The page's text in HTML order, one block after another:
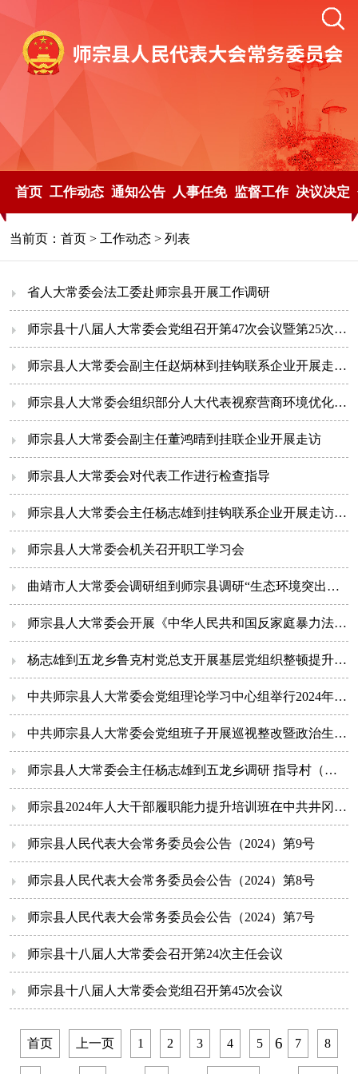
首页 工作动态 通知公告 人事任免 监督工作 决议决定
当前页： 首页 > 工作动态 > 列表
省人大常委会法工委赴师宗县开展工作调研
师宗县十八届人大常委会党组召开第47次会议暨第25次主任会议
师宗县人大常委会副主任赵炳林到挂钩联系企业开展走访调研
师宗县人大常委会组织部分人大代表视察营商环境优化提升工作情况
师宗县人大常委会副主任董鸿晴到挂联企业开展走访
师宗县人大常委会对代表工作进行检查指导
师宗县人大常委会主任杨志雄到挂钩联系企业开展走访调研
师宗县人大常委会机关召开职工学习会
曲靖市人大常委会调研组到师宗县调研“生态环境突出问题整治及生态文明示范区建设专项行动”工作推进情况
师宗县人大常委会开展《中华人民共和国反家庭暴力法》执法检查
杨志雄到五龙乡鲁克村党总支开展基层党组织整顿提升督促指导工作
中共师宗县人大常委会党组理论学习中心组举行2024年第七次集中学习
中共师宗县人大常委会党组班子开展巡视整改暨政治生态建设专题民主生活会会前集中学习研讨
师宗县人大常委会主任杨志雄到五龙乡调研 指导村（社区）党组织书记后备力量培育储备和驻村工作队驻村工作情况
师宗县2024年人大干部履职能力提升培训班在中共井冈山市委党校开班
师宗县人民代表大会常务委员会公告（2024）第9号
师宗县人民代表大会常务委员会公告（2024）第8号
师宗县人民代表大会常务委员会公告（2024）第7号
师宗县十八届人大常委会召开第24次主任会议
师宗县十八届人大常委会党组召开第45次会议
首页 上一页 1 2 3 4 5 6 7 8